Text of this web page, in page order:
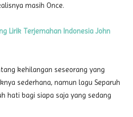
masih Once.
Lirik Terjemahan Indonesia John
kehilangan seseorang yang
sederhana, namun lagu Separuh
hati bagi siapa saja yang sedang